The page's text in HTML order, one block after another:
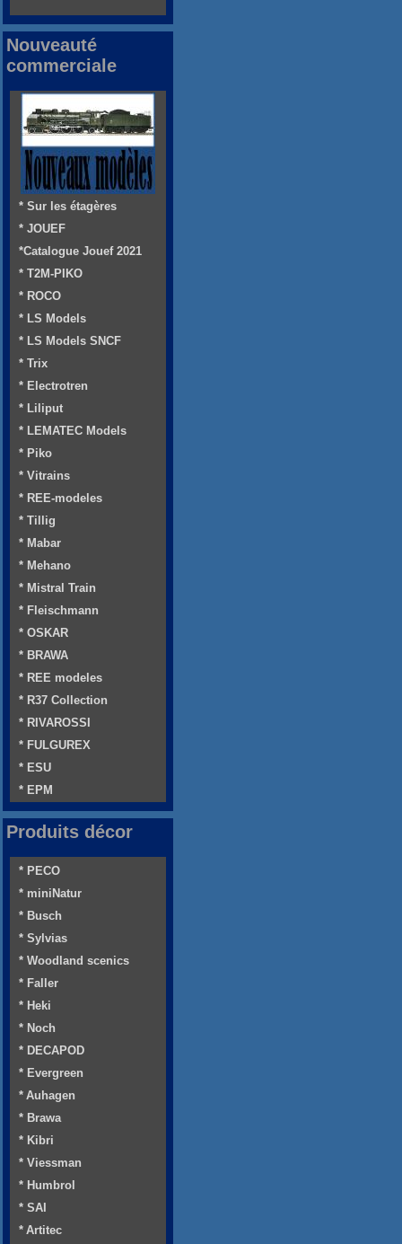
Nouveauté
commerciale
* Sur les étagères
* JOUEF
*Catalogue Jouef 2021
* T2M-PIKO
* ROCO
* LS Models
* LS Models SNCF
* Trix
* Electrotren
* Liliput
* LEMATEC Models
* Piko
* Vitrains
* REE-modeles
* Tillig
* Mabar
* Mehano
* Mistral Train
* Fleischmann
* OSKAR
* BRAWA
* REE modeles
* R37 Collection
* RIVAROSSI
* FULGUREX
* ESU
* EPM
Produits décor
* PECO
* miniNatur
* Busch
* Sylvias
* Woodland scenics
* Faller
* Heki
* Noch
* DECAPOD
* Evergreen
* Auhagen
* Brawa
* Kibri
* Viessman
* Humbrol
* SAI
* Artitec